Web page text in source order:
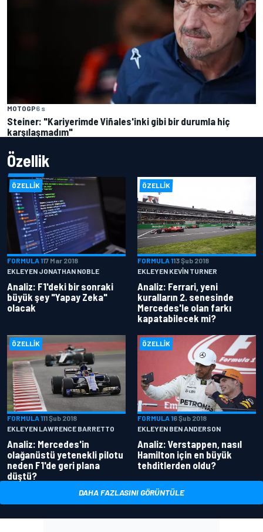
MOTOGP6 s
Steiner: "Kariyerimde Viñales'inki gibi bir durumla hiç
karşılaşmadım"
Özellik
ÖZELLIK
FORMULA 117 Mar 2018
EKLEYEN JONATHAN NOBLE
Analiz: F1'deki bir sonraki
büyük şey "Yapay Zeka"
olacak
ÖZELLIK
FORMULA 113 Şub 2018
EKLEYEN KEVIN TURNER
Analiz: Ferrari, yeni
kuralların 2. senesinde
Mercedes'le olan farkı
kapatabilecek mi?
ÖZELLIK
FORMULA 111 Şub 2018
EKLEYEN LAWRENCE BARRETTO
Analiz: Mercedes'in
olağanüstü yetenekli pilotu
neden F1'de geri plana
düştü?
ÖZELLIK
FORMULA 16 Şub 2018
EKLEYEN BEN ANDERSON
Analiz: Verstappen, nasıl
Hamilton için en büyük
tehditlerden oldu?
DAHA FAZLASINI GÖRÜNTÜLE